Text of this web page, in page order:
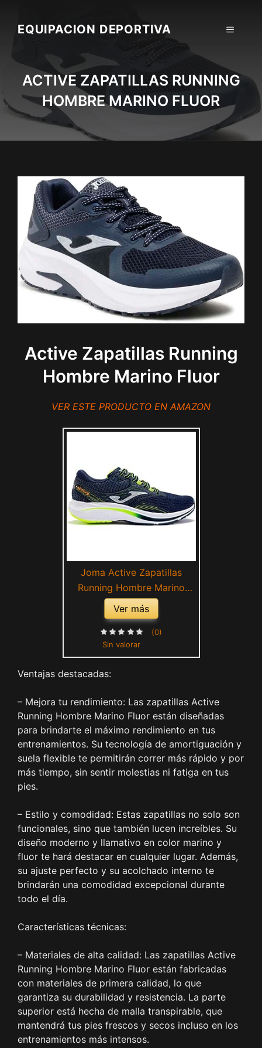
contentEQUIPACION DEPORTIVA MENU
ACTIVE ZAPATILLAS RUNNING
HOMBRE MARINO FLUOR
Active Zapatillas Running
Hombre Marino Fluor
VER ESTE PRODUCTO EN AMAZON
Joma Active Zapatillas
Running Hombre Marino
Fluor (Numeric_42)
Ver más
Sin valorar
(0)
Ventajas destacadas:
– Mejora tu rendimiento: Las zapatillas Active
Running Hombre Marino Fluor están diseñadas
para brindarte el máximo rendimiento en tus
entrenamientos. Su tecnología de amortiguación y
suela flexible te permitirán correr más rápido y por
más tiempo, sin sentir molestias ni fatiga en tus
pies.
– Estilo y comodidad: Estas zapatillas no solo son
funcionales, sino que también lucen increíbles. Su
diseño moderno y llamativo en color marino y
fluor te hará destacar en cualquier lugar. Además,
su ajuste perfecto y su acolchado interno te
brindarán una comodidad excepcional durante
todo el día.
Características técnicas:
– Materiales de alta calidad: Las zapatillas Active
Running Hombre Marino Fluor están fabricadas
con materiales de primera calidad, lo que
garantiza su durabilidad y resistencia. La parte
superior está hecha de malla transpirable, que
mantendrá tus pies frescos y secos incluso en los
entrenamientos más intensos.